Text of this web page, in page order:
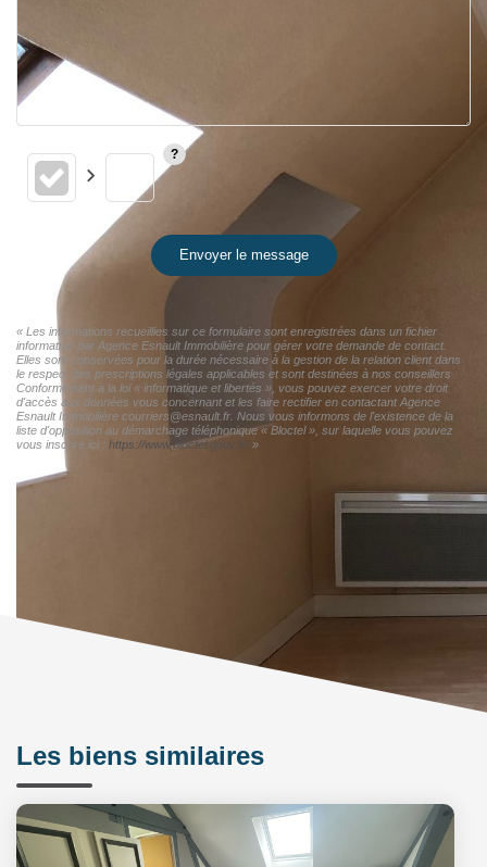
Envoyer le message
« Les informations recueillies sur ce formulaire sont enregistrées dans un fichier
informatisé par Agence Esnault Immobilière pour gérer votre demande de contact.
Elles sont conservées pour la durée nécessaire à la gestion de la relation client dans
le respect des prescriptions légales applicables et sont destinées à nos conseillers
Conformément à la loi « informatique et libertés », vous pouvez exercer votre droit
d'accès aux données vous concernant et les faire rectifier en contactant Agence
Esnault Immobilière courriers@esnault.fr. Nous vous informons de l'existence de la
liste d'opposition au démarchage téléphonique « Bloctel », sur laquelle vous pouvez
vous inscrire ici : https://www.bloctel.gouv.fr/ »
Les biens similaires